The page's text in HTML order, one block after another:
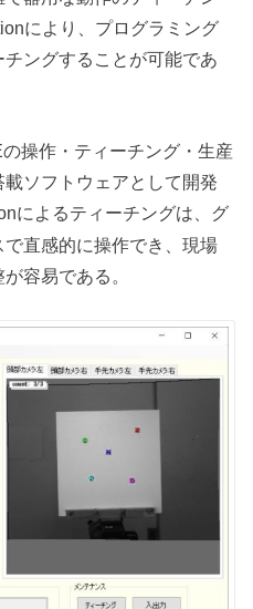
により、プログラミング
ングすることが可能であ
操作・ティーチング・生産
ソフトウェアとして開発
によるティーチングは、グ
直感的に操作でき、現場
容易である。